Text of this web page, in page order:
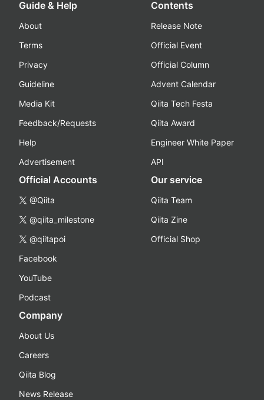
Guide & Help
About
Terms
Privacy
Guideline
Media Kit
Feedback/Requests
Help
Advertisement
Contents
Release Note
Official Event
Official Column
Advent Calendar
Qiita Tech Festa
Qiita Award
Engineer White Paper
API
Official Accounts
@Qiita
@qiita_milestone
@qiitapoi
Facebook
YouTube
Podcast
Our service
Qiita Team
Qiita Zine
Official Shop
Company
About Us
Careers
Qiita Blog
News Release